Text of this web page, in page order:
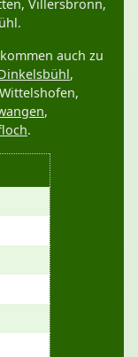
Villersbronn,
auch zu
,
,
.